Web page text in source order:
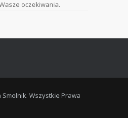
oczekiwania.
Wszystkie Prawa